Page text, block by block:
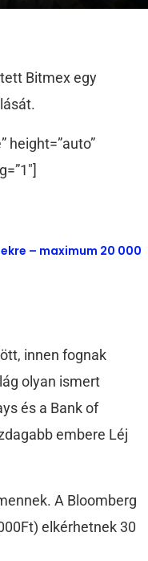
Bitmex egy
height=”auto”
– maximum 20 000
innen fognak
olyan ismert
és a Bank of
embere Léj
A Bloomberg
elkérhetnek 30